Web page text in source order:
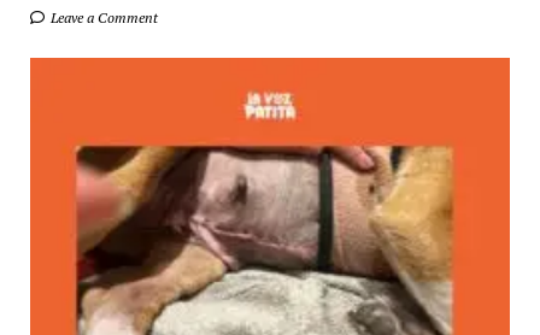
Leave a Comment